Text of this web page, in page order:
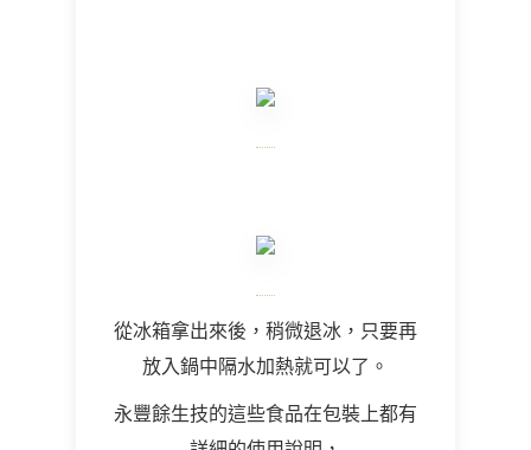
從冰箱拿出來後，稍微退冰，只要再
放入鍋中隔水加熱就可以了。
永豐餘生技的這些食品在包裝上都有